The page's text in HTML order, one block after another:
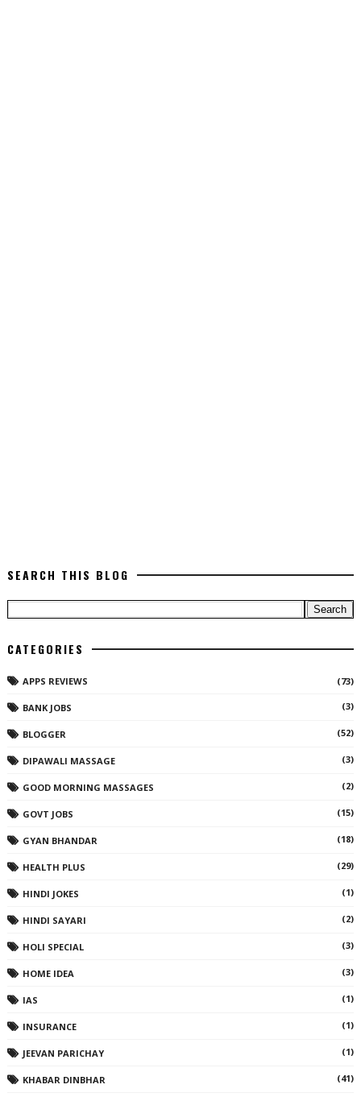
SEARCH THIS BLOG
CATEGORIES
APPS REVIEWS (73)
BANK JOBS (3)
BLOGGER (52)
DIPAWALI MASSAGE (3)
GOOD MORNING MASSAGES (2)
GOVT JOBS (15)
GYAN BHANDAR (18)
HEALTH PLUS (29)
HINDI JOKES (1)
HINDI SAYARI (2)
HOLI SPECIAL (3)
HOME IDEA (3)
IAS (1)
INSURANCE (1)
JEEVAN PARICHAY (1)
KHABAR DINBHAR (41)